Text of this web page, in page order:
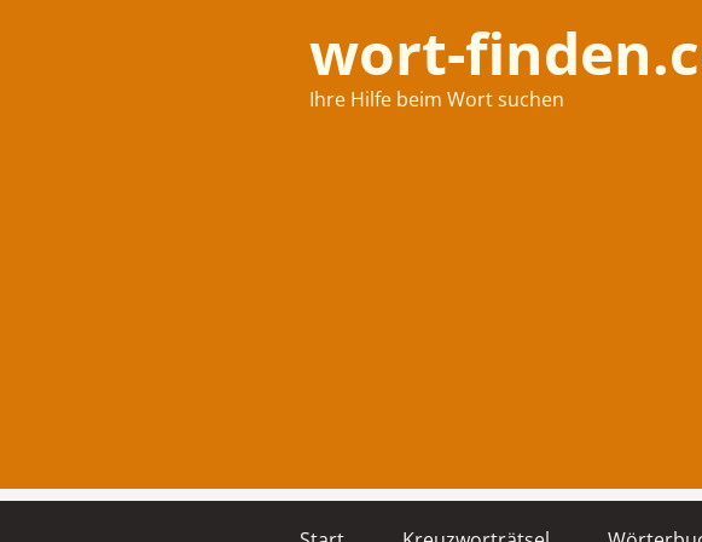
wort-
Ihre Hilfe beim Wort suchen